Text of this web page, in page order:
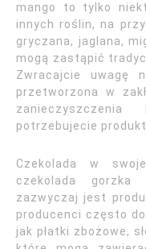
mango to tylko
innych roślin, na
gryczana, jaglana,
mogą zastąpić
Zwracajcie uwagę
przetworzona w
potrzebujecie
Czekolada w
czekolada
zazwyczaj jest
producenci często
jak płatki zbożowe,